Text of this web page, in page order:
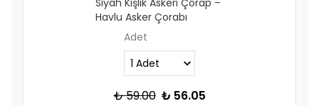
Siyah Kışlık Askeri Çorap –
Havlu Asker Çorabı
Adet
₺ 59.00 ₺ 56.05